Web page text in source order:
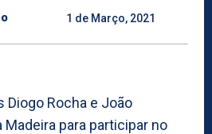
1 de Março, 2021
Diogo Rocha e João
para participar no